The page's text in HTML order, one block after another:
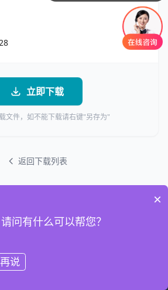
立即下载
文件，如不能下载请右键"另存为"
返回下载列表
×
问有什么可以帮您？
说